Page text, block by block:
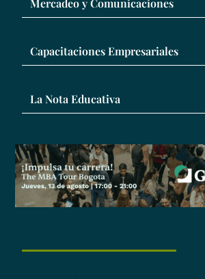
Mercadeo y Comunicaciones
Capacitaciones Empresariales
La Nota Educativa